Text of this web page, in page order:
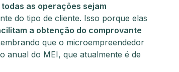
as operações sejam
do tipo de cliente. Isso porque elas
a obtenção do comprovante
que o microempreendedor
anual do MEI, que atualmente é de